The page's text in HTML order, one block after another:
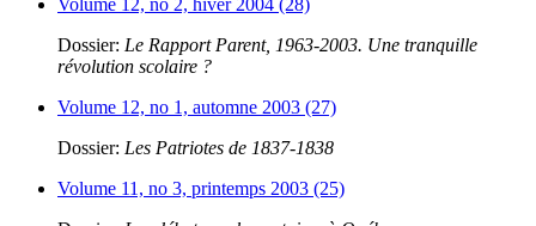
Volume 12, no 2, hiver 2004 (28)
Dossier: Le Rapport Parent, 1963-2003. Une tranquille
révolution scolaire ?
Volume 12, no 1, automne 2003 (27)
Dossier: Les Patriotes de 1837-1838
Volume 11, no 3, printemps 2003 (25)